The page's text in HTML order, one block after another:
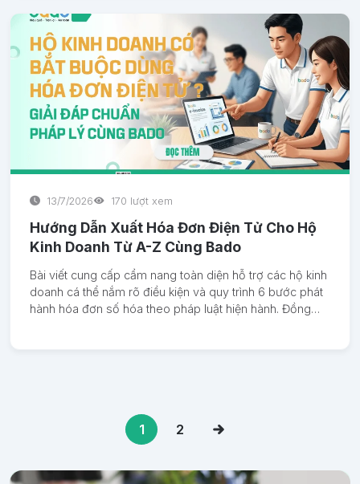
13/7/2026 170 lượt xem
Hướng Dẫn Xuất Hóa Đơn Điện Tử Cho Hộ
Kinh Doanh Từ A-Z Cùng Bado
Bài viết cung cấp cẩm nang toàn diện hỗ trợ các hộ kinh
doanh cá thể nắm rõ điều kiện và quy trình 6 bước phát
hành hóa đơn số hóa theo pháp luật hiện hành. Đồng
1 2